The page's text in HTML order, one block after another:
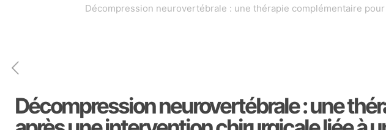
Décompression neurovertébrale : une thérapie complémentaire
Décompression neurovertébrale : une